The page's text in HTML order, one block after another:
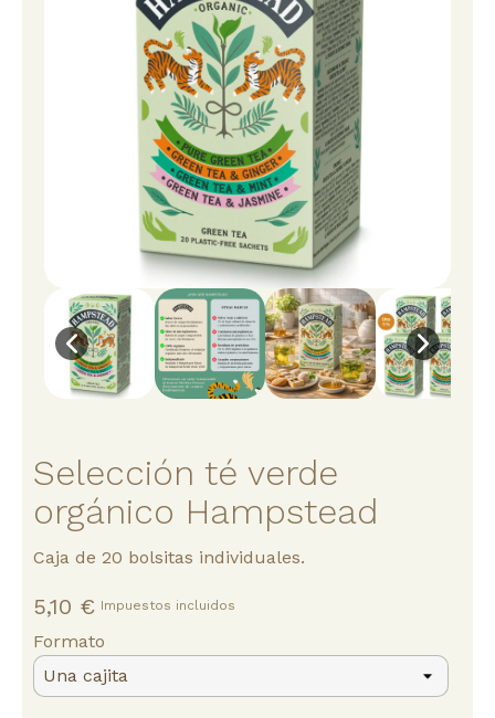
Selección té verde
orgánico Hampstead
Caja de 20 bolsitas individuales.
5,10 € Impuestos incluidos
Formato